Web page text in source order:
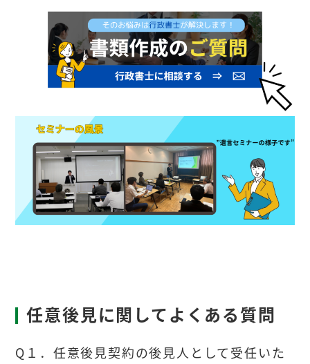
任意後見に関してよくある質問
Q１．任意後見契約の後見人として受任いた